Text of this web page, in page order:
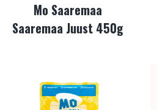
Mo Saaremaa
Saaremaa Juust 450g